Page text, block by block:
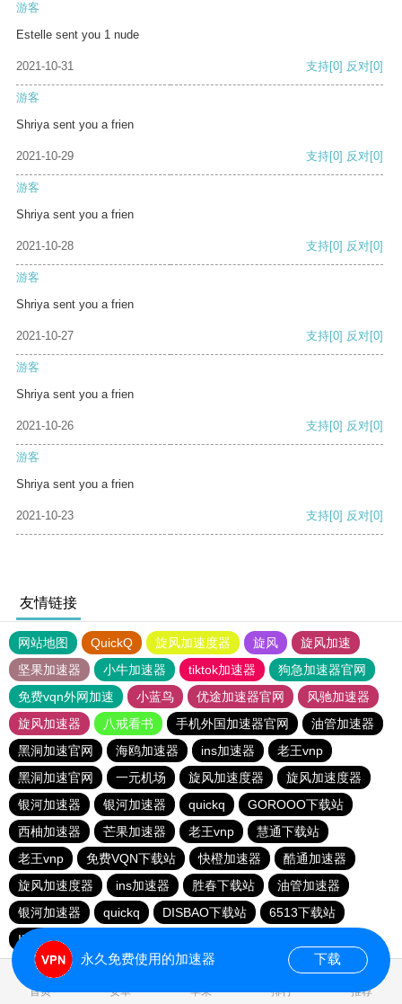
游客
Estelle sent you 1 nude
2021-10-31 支持[0] 反对[0]
游客
Shriya sent you a frien
2021-10-29 支持[0] 反对[0]
游客
Shriya sent you a frien
2021-10-28 支持[0] 反对[0]
游客
Shriya sent you a frien
2021-10-27 支持[0] 反对[0]
游客
Shriya sent you a frien
2021-10-26 支持[0] 反对[0]
游客
Shriya sent you a frien
2021-10-23 支持[0] 反对[0]
友情链接
网站地图 QuickQ 旋风加速度器 旋风
旋风加速
坚果加速器
小牛加速器 tiktok加速器
狗急加速器官网
免费vqn外网加速
小蓝鸟 优途加速器官网
风驰加速器
旋风加速器
八戒看书 手机外国加速器官网
油管加速器
黑洞加速官网
海鸥加速器 ins加速器
老王vnp
黑洞加速官网
一元机场 旋风加速度器
旋风加速度器
银河加速器
银河加速器 quickq
GOROOO下载站
西柚加速器
芒果加速器 老王vnp
慧通下载站
老王vnp
免费VQN下载站 快橙加速器
酷通加速器
旋风加速度器
ins加速器 胜春下载站
油管加速器
银河加速器
quickq DISBAO下载站
6513下载站
INS下载站
首页 安卓 苹果 排行 推荐
永久免费使用的加速器 下载
0.089804s